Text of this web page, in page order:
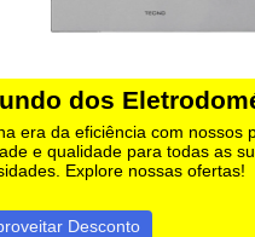
dos
era da eficiência com nossos
e qualidade para todas as
Explore nossas ofertas!
Desconto